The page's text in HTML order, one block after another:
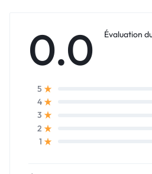
0.0 Évaluation
5
4
3
2
1